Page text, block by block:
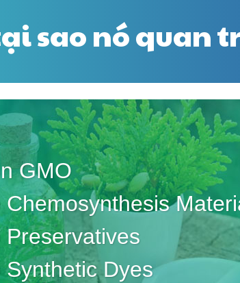
sao nó quan
GMO
Chemosynthesis
Preservatives
Synthetic Dyes